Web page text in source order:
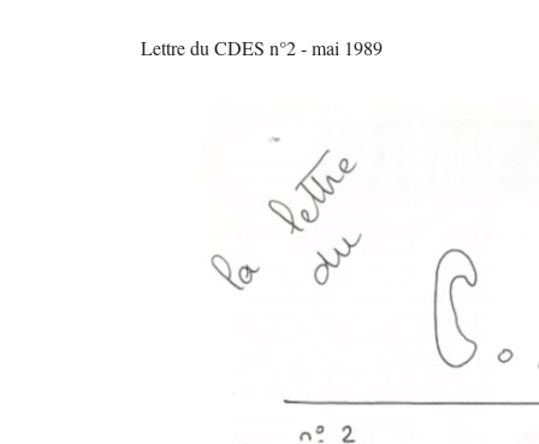
Lettre du CDES n°2 - mai 1989